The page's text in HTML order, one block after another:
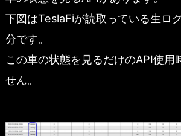
下図はTeslaFiが読取っている生ロ
分です。
この車の状態を見るだけのAPI使用
せん。